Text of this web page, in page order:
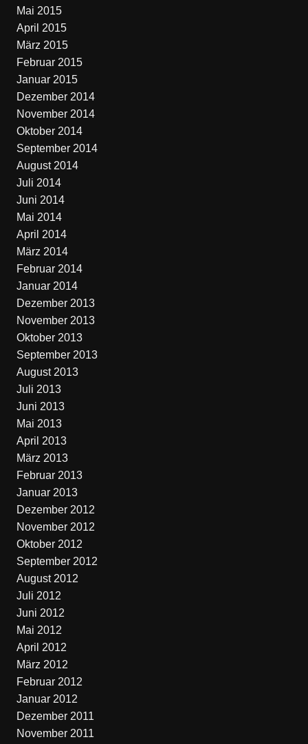
Mai 2015
April 2015
März 2015
Februar 2015
Januar 2015
Dezember 2014
November 2014
Oktober 2014
September 2014
August 2014
Juli 2014
Juni 2014
Mai 2014
April 2014
März 2014
Februar 2014
Januar 2014
Dezember 2013
November 2013
Oktober 2013
September 2013
August 2013
Juli 2013
Juni 2013
Mai 2013
April 2013
März 2013
Februar 2013
Januar 2013
Dezember 2012
November 2012
Oktober 2012
September 2012
August 2012
Juli 2012
Juni 2012
Mai 2012
April 2012
März 2012
Februar 2012
Januar 2012
Dezember 2011
November 2011